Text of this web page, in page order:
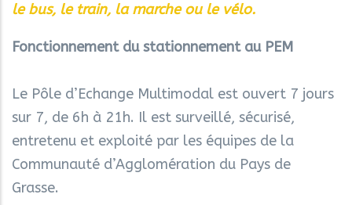
le bus, le train, la marche ou le vélo.
Fonctionnement du stationnement au PEM
Le Pôle d’Echange Multimodal est ouvert 7 jours
sur 7, de 6h à 21h. Il est surveillé, sécurisé,
entretenu et exploité par les équipes de la
Communauté d’Agglomération du Pays de
Grasse.